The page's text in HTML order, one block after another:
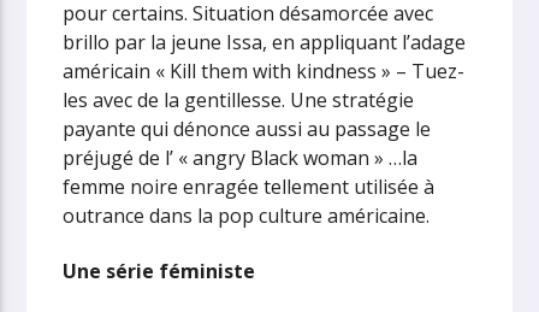
pour certains. Situation désamorcée avec
brillo par la jeune Issa, en appliquant l’adage
américain « Kill them with kindness » – Tuez-
les avec de la gentillesse. Une stratégie
payante qui dénonce aussi au passage le
préjugé de l’ « angry Black woman » …la
femme noire enragée tellement utilisée à
outrance dans la pop culture américaine.
Une série féministe